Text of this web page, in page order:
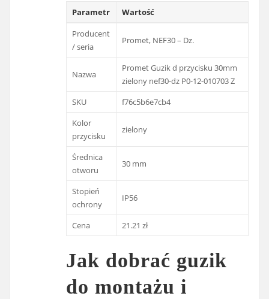
Parametr
Wartość
Producent
/ seria
Promet, NEF30 – Dz.
Nazwa
Promet Guzik d przycisku 30mm
zielony nef30-dz P0-12-010703 Z
SKU
f76c5b6e7cb4
Kolor
przycisku
zielony
Średnica
otworu
30 mm
Stopień
ochrony
IP56
Cena 21.21 zł
Jak dobrać guzik
do montażu i